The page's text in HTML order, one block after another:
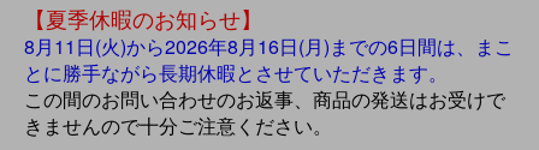
【夏季休暇のお知らせ】
8月11日(火)から2026年8月16日(月)までの6日間は、まこ
とに勝手ながら長期休暇とさせていただきます。
この間のお問い合わせのお返事、商品の発送はお受けで
きませんので十分ご注意ください。